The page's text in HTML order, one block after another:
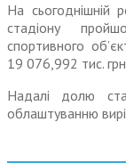
На сьогоднішній
стадіону
спортивного
19 076,992 тис.
Надалі долю
облаштуванню